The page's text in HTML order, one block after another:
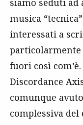
siamo seduti
musica
interessati a
particolarmente
fuori così
Discordance
comunque
complessiva del